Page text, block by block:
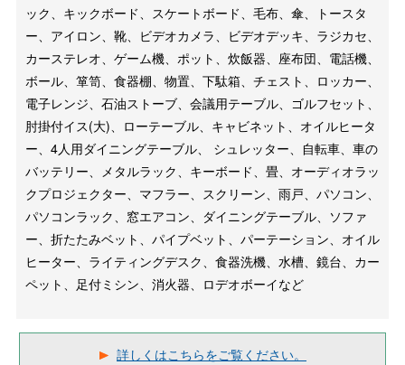
ック、キックボード、スケートボード、毛布、傘、トースタ
ー、アイロン、靴、ビデオカメラ、ビデオデッキ、ラジカセ、
カーステレオ、ゲーム機、ポット、炊飯器、座布団、電話機、
ボール、箪笥、食器棚、物置、下駄箱、チェスト、ロッカー、
電子レンジ、石油ストーブ、会議用テーブル、ゴルフセット、
肘掛付イス(大)、ローテーブル、キャビネット、オイルヒータ
ー、4人用ダイニングテーブル、 シュレッター、自転車、車の
バッテリー、メタルラック、キーボード、畳、オーディオラッ
クプロジェクター、マフラー、スクリーン、雨戸、パソコン、
パソコンラック、窓エアコン、ダイニングテーブル、ソファ
ー、折たたみベット、パイプベット、パーテーション、オイル
ヒーター、ライティングデスク、食器洗機、水槽、鏡台、カー
ペット、足付ミシン、消火器、ロデオボーイなど
詳しくはこちらをご覧ください。